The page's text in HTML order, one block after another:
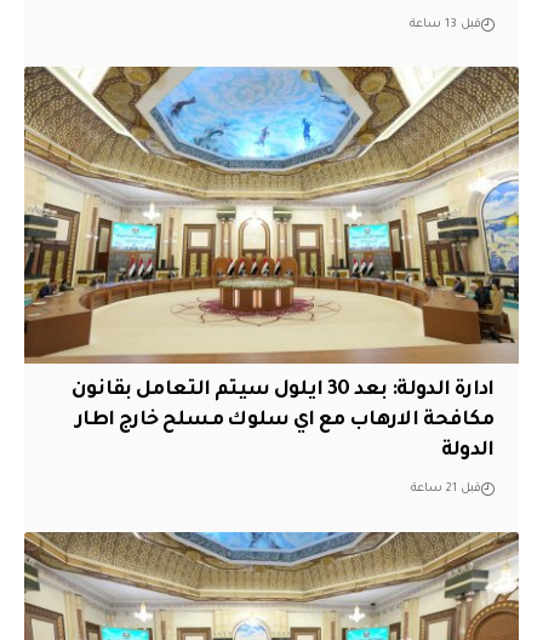
قبل 13 ساعة
ادارة الدولة: بعد 30 ايلول سيتم التعامل بقانون
مكافحة الارهاب مع اي سلوك مسلح خارج اطار
الدولة
قبل 21 ساعة